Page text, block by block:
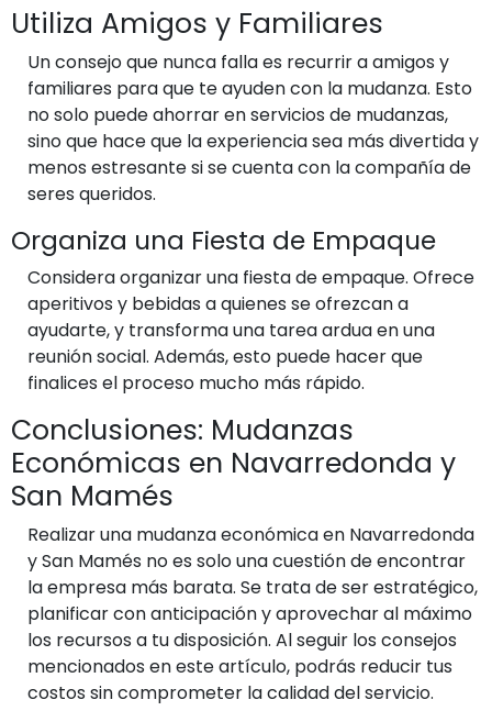
Utiliza Amigos y Familiares
Un consejo que nunca falla es recurrir a amigos y
familiares para que te ayuden con la mudanza. Esto
no solo puede ahorrar en servicios de mudanzas,
sino que hace que la experiencia sea más divertida y
menos estresante si se cuenta con la compañía de
seres queridos.
Organiza una Fiesta de Empaque
Considera organizar una fiesta de empaque. Ofrece
aperitivos y bebidas a quienes se ofrezcan a
ayudarte, y transforma una tarea ardua en una
reunión social. Además, esto puede hacer que
finalices el proceso mucho más rápido.
Conclusiones: Mudanzas
Económicas en Navarredonda y
San Mamés
Realizar una mudanza económica en Navarredonda
y San Mamés no es solo una cuestión de encontrar
la empresa más barata. Se trata de ser estratégico,
planificar con anticipación y aprovechar al máximo
los recursos a tu disposición. Al seguir los consejos
mencionados en este artículo, podrás reducir tus
costos sin comprometer la calidad del servicio.